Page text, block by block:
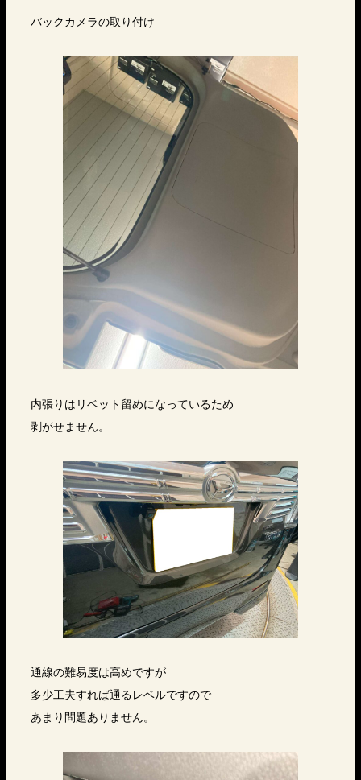
バックカメラの取り付け
内張りはリベット留めになっているため
剥がせません。
通線の難易度は高めですが
多少工夫すれば通るレベルですので
あまり問題ありません。